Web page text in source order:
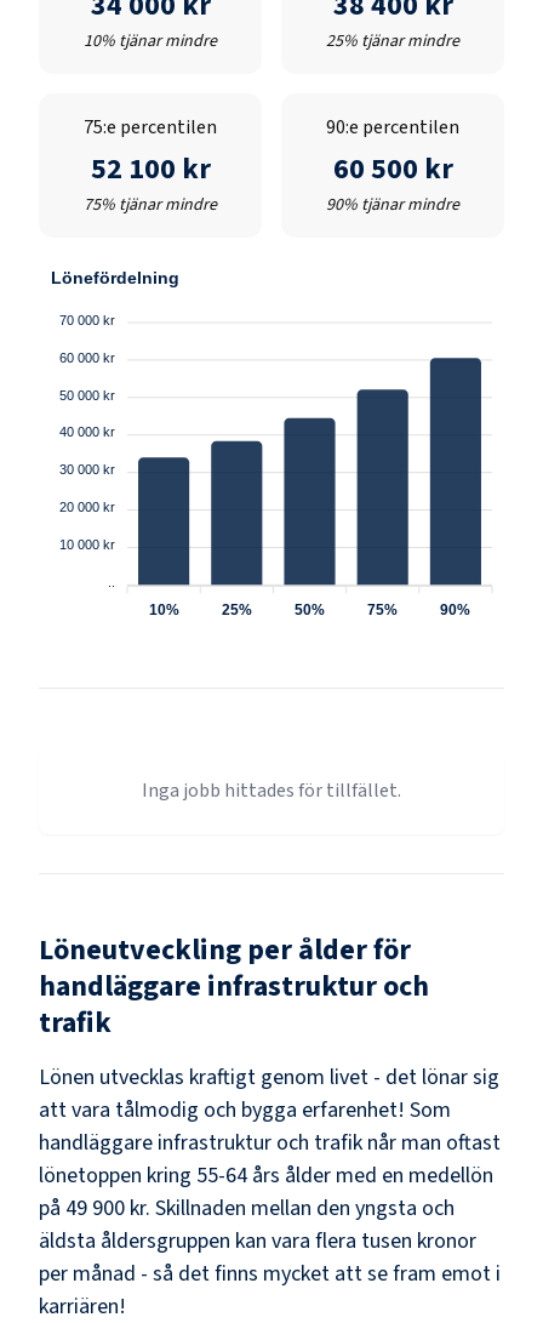
10% tjänar mindre 25% tjänar mindre
75:e percentilen
52 100 kr
75% tjänar mindre
90:e percentilen
60 500 kr
90% tjänar mindre
Lönefördelning
70 000 kr
60 000 kr
50 000 kr
40 000 kr
30 000 kr
20 000 kr
10 000 kr
10% 25% 50% 75% 90%
Inga jobb hittades för tillfället.
Löneutveckling per ålder för
handläggare infrastruktur och
trafik
Lönen utvecklas kraftigt genom livet - det lönar sig
att vara tålmodig och bygga erfarenhet! Som
handläggare infrastruktur och trafik når man oftast
lönetoppen kring 55-64 års ålder med en medellön
på 49 900 kr. Skillnaden mellan den yngsta och
äldsta åldersgruppen kan vara flera tusen kronor
per månad - så det finns mycket att se fram emot i
karriären!